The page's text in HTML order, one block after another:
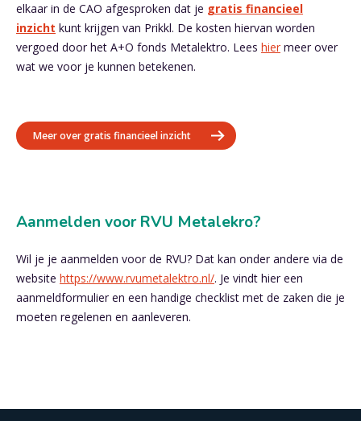
elkaar in de CAO afgesproken dat je gratis financieel
inzicht kunt krijgen van Prikkl. De kosten hiervan worden
vergoed door het A+O fonds Metalektro. Lees hier meer over
wat we voor je kunnen betekenen.
Meer over gratis financieel inzicht
Aanmelden voor RVU Metalekro?
Wil je je aanmelden voor de RVU? Dat kan onder andere via de
website https://www.rvumetalektro.nl/. Je vindt hier een
aanmeldformulier en een handige checklist met de zaken die je
moeten regelenen en aanleveren.